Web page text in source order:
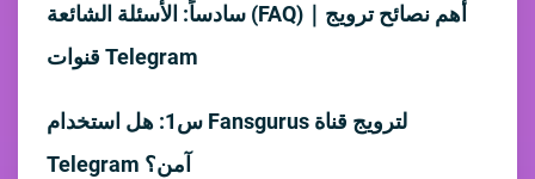
سادساً: الأسئلة الشائعة (FAQ)｜أهم نصائح ترويج
قنوات Telegram
س1: هل استخدام Fansgurus لترويج قناة
Telegram آمن؟